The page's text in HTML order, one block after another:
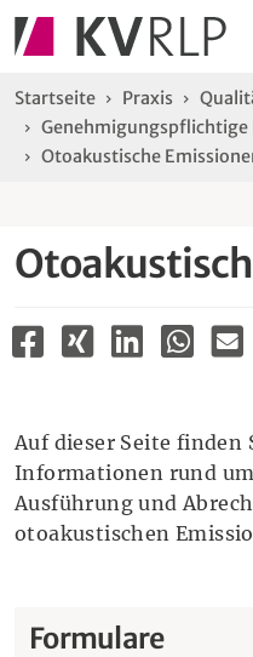
Sie sind hier:
Startseite Praxis
Genehmigungspflichtige
Otoakustische
Auf dieser Seite finden
Informationen rund
Ausführung und
otoakustischen
Formulare